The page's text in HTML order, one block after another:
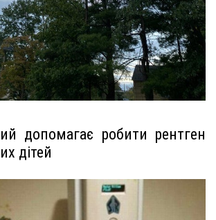
допомагає робити рентген
дітей